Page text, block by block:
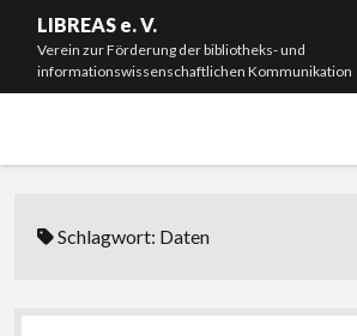
LIBREAS e. V.
Verein zur Förderung der bibliotheks- und
informationswissenschaftlichen Kommunikation
Schlagwort: Daten